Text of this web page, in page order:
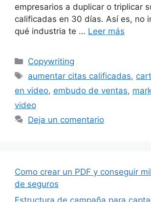
empresarios a duplicar o triplicar
calificadas en 30 días. Así es, no
qué industria te … Leer más
Categorías
Copywriting
Etiquetas
aumentar citas calificadas,
en video, embudo de ventas,
video
Deja un comentario
Como crear un PDF y conseguir
de seguros